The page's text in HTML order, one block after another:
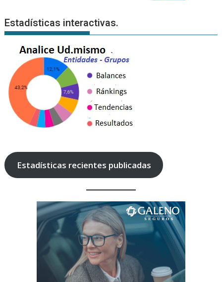
Estadísticas interactivas.
Estadísticas recientes publicadas